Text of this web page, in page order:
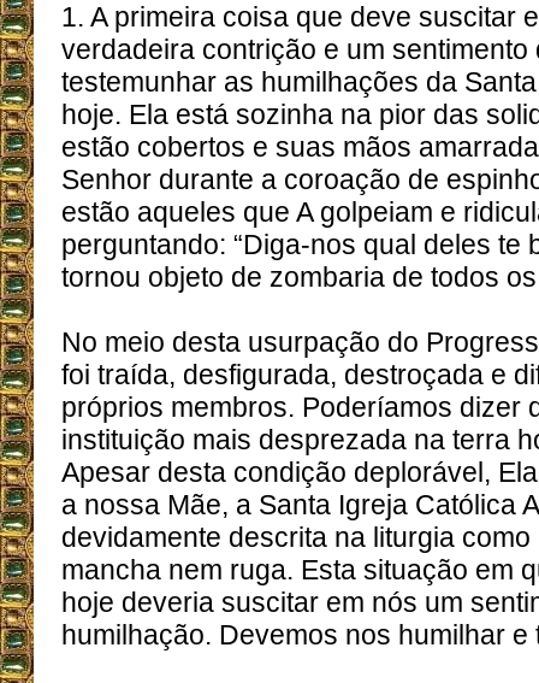
1. A primeira coisa que deve suscitar
verdadeira contrição e um sentimento
testemunhar as humilhações da
hoje. Ela está sozinha na pior das
estão cobertos e suas mãos
Senhor durante a coroação de
estão aqueles que A golpeiam e
perguntando: “Diga-nos qual deles te
tornou objeto de zombaria de todos
No meio desta usurpação do
foi traída, desfigurada, destroçada e
próprios membros. Poderíamos dizer
instituição mais desprezada na terra
Apesar desta condição deplorável,
a nossa Mãe, a Santa Igreja Católica
devidamente descrita na liturgia
mancha nem ruga. Esta situação em
hoje deveria suscitar em nós um
humilhação. Devemos nos humilhar e